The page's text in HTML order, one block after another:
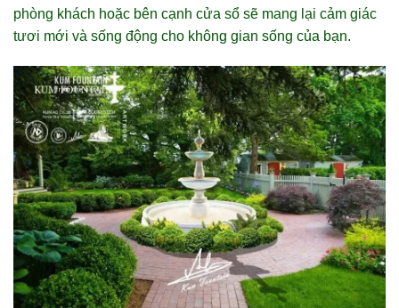
phòng khách hoặc bên cạnh cửa sổ sẽ mang lại cảm giác
tươi mới và sống động cho không gian sống của bạn.